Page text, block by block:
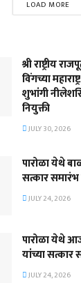
LOAD MORE
श्री राष्ट्रीय
विंगच्या
शुभांगी
नियुक्ती
JULY 30, 2026
पारोळा येथे
सत्कार समारंभ
JULY 24, 2026
पारोळा येथे
यांच्या
JULY 24, 2026